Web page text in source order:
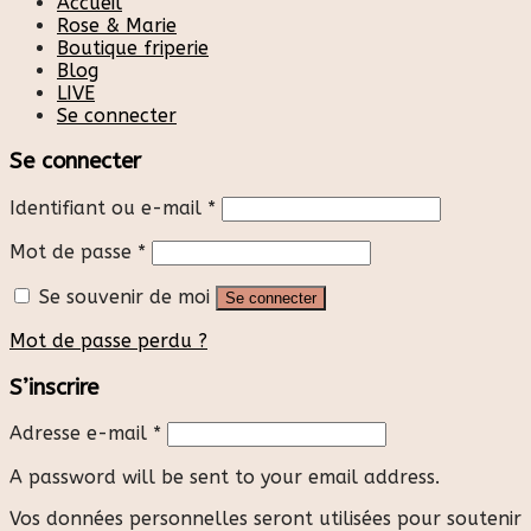
Rose & Marie
Boutique friperie
Blog
LIVE
Se connecter
Se connecter
Identifiant ou e-mail *
Mot de passe *
Se souvenir de moi
Se connecter
Mot de passe perdu ?
S’inscrire
Adresse e-mail *
A password will be sent to your email address.
Vos données personnelles seront utilisées pour soutenir